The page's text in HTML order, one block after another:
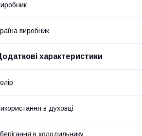
виробник
характеристики
в духовці
в холодильнику